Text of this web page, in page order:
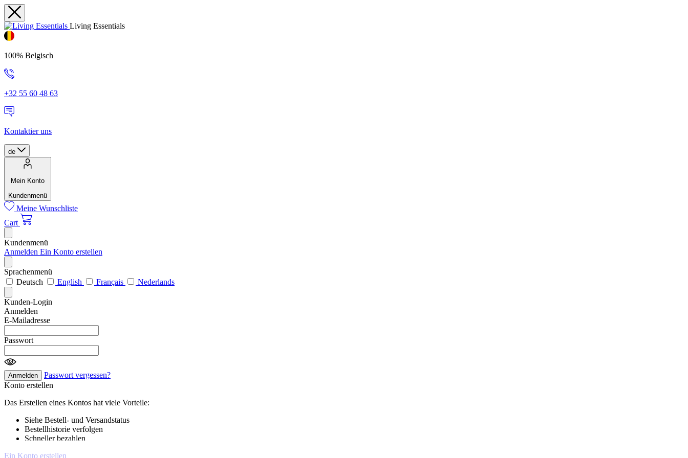
Living Essentials
100% Belgisch
+32 55 60 48 63
Kontaktier uns
de
Mein Konto
Kundenmenü
Meine Wunschliste
Cart
Kundenmenü
Anmelden Ein Konto erstellen
Sprachenmenü
Deutsch
English Français Nederlands
Kunden-Login
Anmelden
E-Mailadresse
Passwort
Anmelden
Passwort vergessen?
Konto erstellen
Das Erstellen eines Kontos hat viele Vorteile:
Siehe Bestell- und Versandstatus
Bestellhistorie verfolgen
Schneller bezahlen
Ein Konto erstellen